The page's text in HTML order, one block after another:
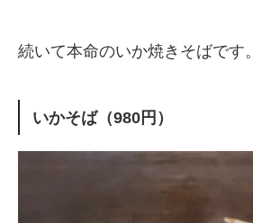
続いて本命のいか焼きそばです。
いかそば（980円）